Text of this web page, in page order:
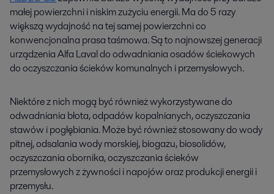
małej powierzchni i niskim zużyciu energii. Ma do 5 razy
większą wydajność na tej samej powierzchni co
konwencjonalna prasa taśmowa. Są to najnowszej generacji
urządzenia Alfa Laval do odwadniania osadów ściekowych
do oczyszczania ścieków komunalnych i przemysłowych.
Niektóre z nich mogą być również wykorzystywane do
odwadniania błota, odpadów kopalnianych, oczyszczania
stawów i pogłębiania. Może być również stosowany do wody
pitnej, odsalania wody morskiej, biogazu, biosolidów,
oczyszczania obornika, oczyszczania ścieków
przemysłowych z żywności i napojów oraz produkcji energii i
przemysłu.